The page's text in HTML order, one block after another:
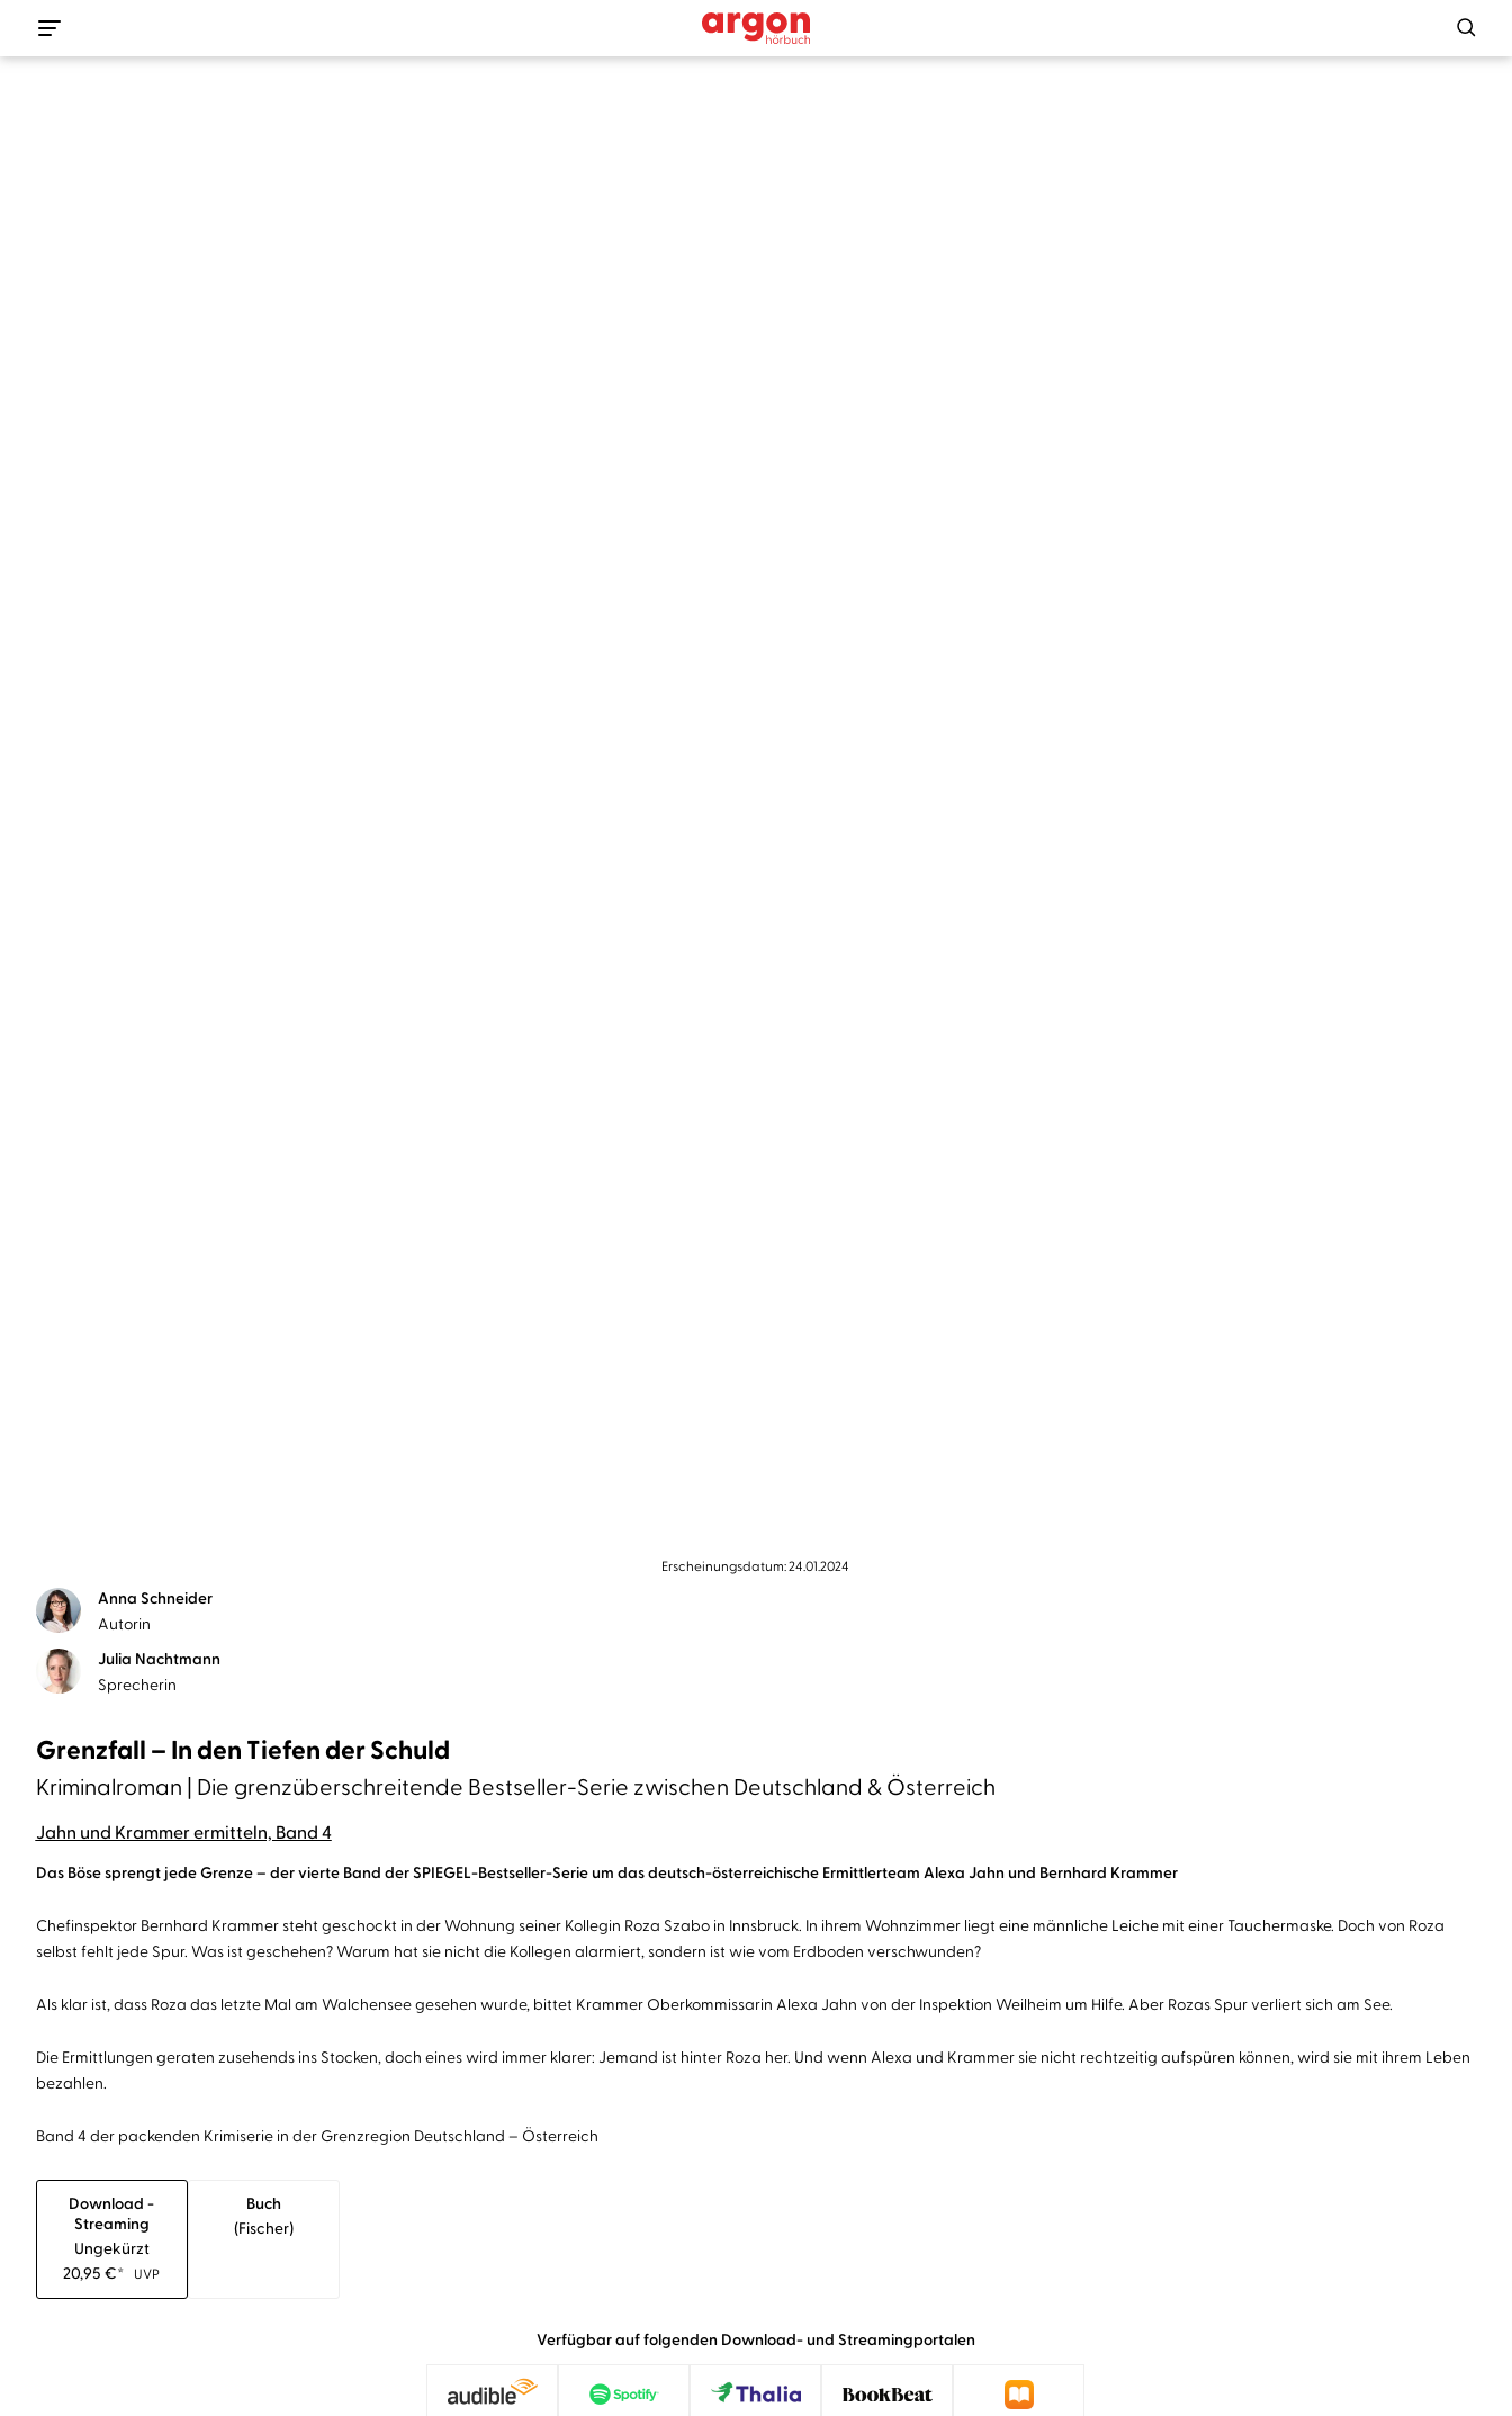
Erscheinungsdatum: 24.01.2024
Anna Schneider
Autorin
Julia Nachtmann
Sprecherin
Grenzfall – In den Tiefen der Schuld
Kriminalroman | Die grenzüberschreitende Bestseller-Serie zwischen Deutschland & Österreich
Jahn und Krammer ermitteln, Band 4
Das Böse sprengt jede Grenze – der vierte Band der SPIEGEL-Bestseller-Serie um das deutsch-österreichische Ermittlerteam Alexa Jahn und Bernhard Krammer
Chefinspektor Bernhard Krammer steht geschockt in der Wohnung seiner Kollegin Roza Szabo in Innsbruck. In ihrem Wohnzimmer liegt eine männliche Leiche mit einer Tauchermaske. Doch von Roza
selbst fehlt jede Spur. Was ist geschehen? Warum hat sie nicht die Kollegen alarmiert, sondern ist wie vom Erdboden verschwunden?
Als klar ist, dass Roza das letzte Mal am Walchensee gesehen wurde, bittet Krammer Oberkommissarin Alexa Jahn von der Inspektion Weilheim um Hilfe. Aber Rozas Spur verliert sich am See.
Die Ermittlungen geraten zusehends ins Stocken, doch eines wird immer klarer: Jemand ist hinter Roza her. Und wenn Alexa und Krammer sie nicht rechtzeitig aufspüren können, wird sie mit ihrem Leben
bezahlen.
Band 4 der packenden Krimiserie in der Grenzregion Deutschland – Österreich
Download -
Streaming
Ungekürzt
20,95€* UVP
Buch
(fischer)
Verfügbar auf folgenden Download- und Streamingportalen